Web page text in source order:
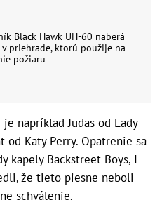
Black Hawk UH-60 naberá
priehrade, ktorú použije na
požiaru
napríklad Judas od Lady
od Katy Perry. Opatrenie sa
kapely Backstreet Boys, I
že tieto piesne neboli
schválenie.